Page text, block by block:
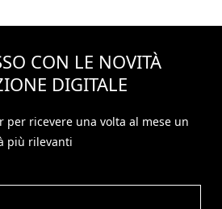
CON LE NOVITÀ
DIGITALE
ricevere una volta al mese un
più rilevanti